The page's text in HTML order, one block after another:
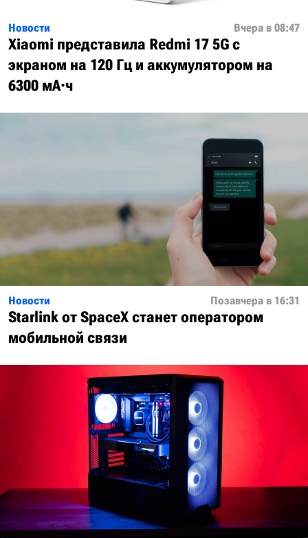
Новости Вчера в 08:47
Xiaomi представила Redmi 17 5G с
экраном на 120 Гц и аккумулятором на
6300 мА·ч
Новости Позавчера в 16:31
Starlink от SpaceX станет оператором
мобильной связи